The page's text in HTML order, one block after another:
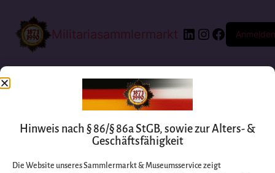
Militariasammlermarkt Anmelden
Hinweis nach § 86/§ 86a StGB, sowie zur Alters- &
Geschäftsfähigkeit
Die Website unseres Sammlermarkt & Museumsservice zeigt